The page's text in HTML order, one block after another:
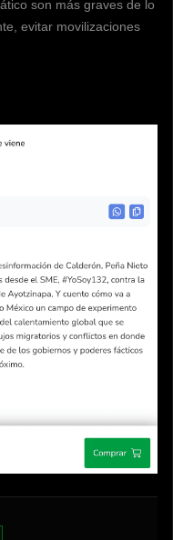
son más graves de lo
evitar movilizaciones